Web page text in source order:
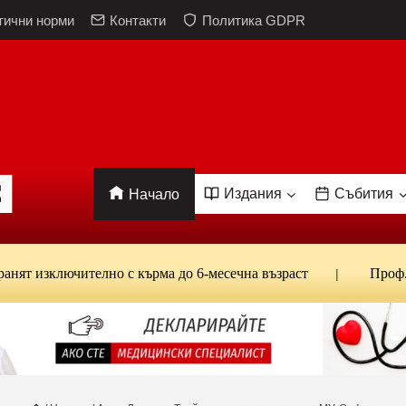
норми Контакти Политика GDPR
Начало Издания Събития
с кърма до 6-месечна възраст Проф.